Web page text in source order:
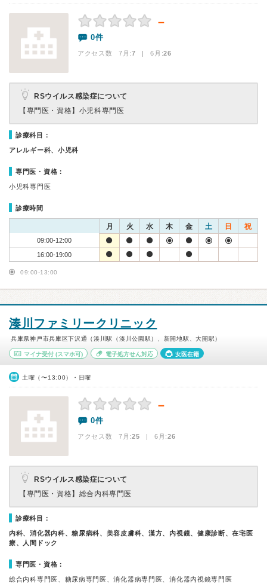
－
0件
アクセス数 7月:7 | 6月:26
RSウイルス感染症について
【専門医・資格】 小児科専門医
診療科目：
アレルギー科、小児科
専門医・資格：
小児科専門医
診療時間
月 火 水 木 金 土 日 祝
09:00-12:00
16:00-19:00
09:00-13:00
湊川ファミリークリニック
兵庫県神戸市兵庫区下沢通（湊川駅（湊川公園駅）、新開地駅、大開駅）
マイナ受付 (スマホ可) 電子処方せん対応 女医在籍
土曜（〜13:00）・日曜
－
0件
アクセス数 7月:25 | 6月:26
RSウイルス感染症について
【専門医・資格】 総合内科専門医
診療科目：
内科、消化器内科、糖尿病科、美容皮膚科、漢方、内視鏡、健康診断、在宅医
療、人間ドック
専門医・資格：
総合内科専門医、糖尿病専門医、消化器病専門医、消化器内視鏡専門医